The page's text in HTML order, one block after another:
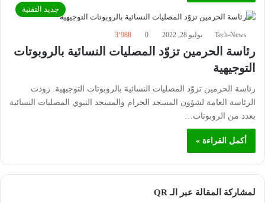
جديد التقنية
Tech-News يوليو 28, 2022 0 3٬988
رئاسة الحرمين تزوّد المصليات النسائية بالروبوتات
التوجيهية
رئاسة الحرمين تزوّد المصليات النسائية بالروبوتات التوجيهية. زودت
الرئاسة العامة لشؤون المسجد الحرام والمسجد النبوي المصليات النسائية
بعدد من الروبوتات…
أكمل القراءة »
لمشاركة المقالة عبر الـ QR